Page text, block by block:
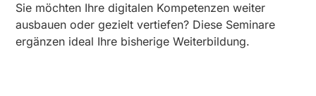
Sie möchten Ihre digitalen Kompetenzen weiter
ausbauen oder gezielt vertiefen? Diese Seminare
ergänzen ideal Ihre bisherige Weiterbildung.